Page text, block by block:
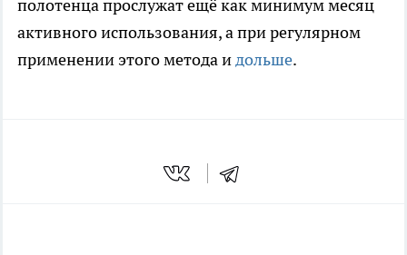
полотенца прослужат ещё как минимум месяц
активного использования, а при регулярном
применении этого метода идольше.